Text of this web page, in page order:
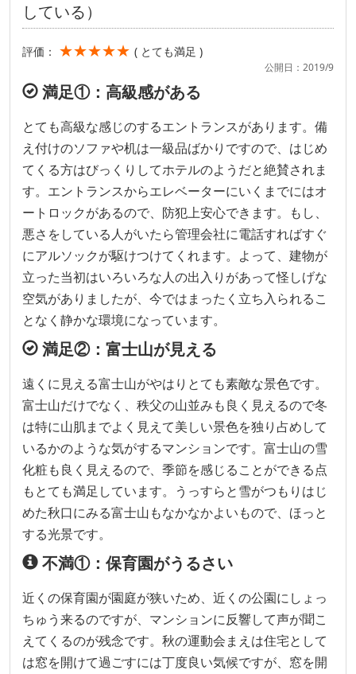
している）
評価： ★★★★★ ( とても満足 )
公開日：2019/9
満足①：高級感がある
とても高級な感じのするエントランスがあります。備
え付けのソファや机は一級品ばかりですので、はじめ
てくる方はびっくりしてホテルのようだと絶賛されま
す。エントランスからエレベーターにいくまでにはオ
ートロックがあるので、防犯上安心できます。もし、
悪さをしている人がいたら管理会社に電話すればすぐ
にアルソックが駆けつけてくれます。よって、建物が
立った当初はいろいろな人の出入りがあって怪しげな
空気がありましたが、今ではまったく立ち入られるこ
となく静かな環境になっています。
満足②：富士山が見える
遠くに見える富士山がやはりとても素敵な景色です。
富士山だけでなく、秩父の山並みも良く見えるので冬
は特に山肌までよく見えて美しい景色を独り占めして
いるかのような気がするマンションです。富士山の雪
化粧も良く見えるので、季節を感じることができる点
もとても満足しています。うっすらと雪がつもりはじ
めた秋口にみる富士山もなかなかよいもので、ほっと
する光景です。
不満①：保育園がうるさい
近くの保育園が園庭が狭いため、近くの公園にしょっ
ちゅう来るのですが、マンションに反響して声が聞こ
えてくるのが残念です。秋の運動会まえは住宅として
は窓を開けて過ごすには丁度良い気候ですが、窓を開